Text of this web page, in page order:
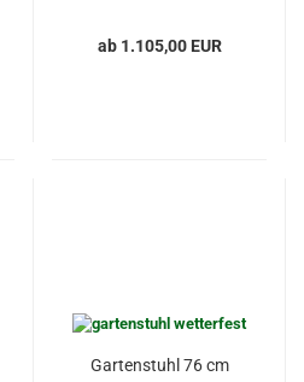
ab 1.105,00 EUR
Gartenstuhl 76 cm